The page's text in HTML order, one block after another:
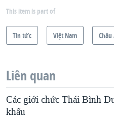
This item is part of
Tin tức Việt Nam
Liên quan
Các giới chức Thái Bình
khẩu